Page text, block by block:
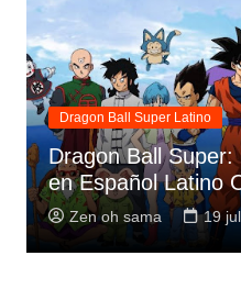
Dragon Ball Super Latino
Dragon Ball
en Español Latino
Zen oh sama 19